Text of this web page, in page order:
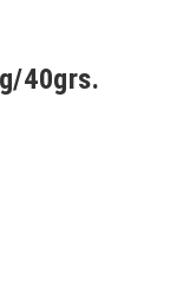
40grs.